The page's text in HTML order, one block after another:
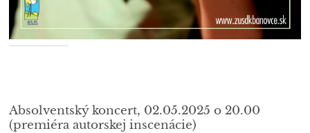
Absolventský koncert, 02.05.2025 o 20.00
(premiéra autorskej inscenácie)